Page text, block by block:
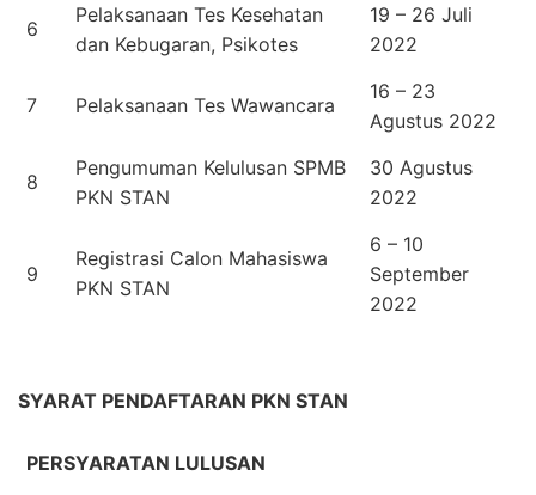
6
Pelaksanaan Tes Kesehatan
dan Kebugaran, Psikotes
19 – 26 Juli
2022
7 Pelaksanaan Tes Wawancara
16 – 23
Agustus 2022
8
Pengumuman Kelulusan SPMB
PKN STAN
30 Agustus
2022
9
Registrasi Calon Mahasiswa
PKN STAN
6 – 10
September
2022
SYARAT PENDAFTARAN PKN STAN
PERSYARATAN LULUSAN